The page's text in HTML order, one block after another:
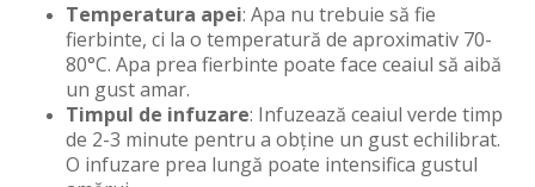
Temperatura apei: Apa nu trebuie să fie
fierbinte, ci la o temperatură de aproximativ 70-
80°C. Apa prea fierbinte poate face ceaiul să aibă
un gust amar.
Timpul de infuzare: Infuzează ceaiul verde timp
de 2-3 minute pentru a obține un gust echilibrat.
O infuzare prea lungă poate intensifica gustul